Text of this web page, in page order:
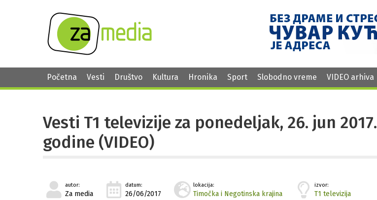
Početna Vesti Društvo Kultura Hronika Sport Slobodno vreme VIDEO arhiva
Vesti T1 televizije za ponedeljak, 26. jun 2017.
godine (VIDEO)
autor:
Za media
datum:
26/06/2017
lokacija:
Timočka i Negotinska krajina
izvor:
T1 televizija